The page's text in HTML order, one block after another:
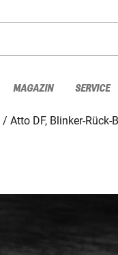
MAGAZIN SERVICE
Atto DF, Blinker-Rück-